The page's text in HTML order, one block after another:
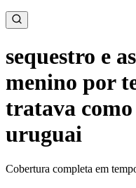
sequestro e
menino por
tratava
uruguai
Cobertura completa em